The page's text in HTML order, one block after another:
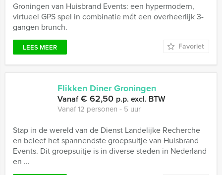
Groningen van Huisbrand Events: een hypermodern,
virtueel GPS spel in combinatie mét een overheerlijk 3-
gangen brunch.
LEES MEER Favoriet
Flikken Diner Groningen
Vanaf€ 62,50 p.p. excl. BTW
Vanaf 12 personen ‐ 5 uur
Stap in de wereld van de Dienst Landelijke Recherche
en beleef het spannendste groepsuitje van Huisbrand
Events. Dit groepsuitje is in diverse steden in Nederland
en ...